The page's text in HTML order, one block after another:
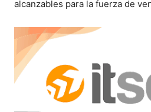
alcanzables para la fuerza de